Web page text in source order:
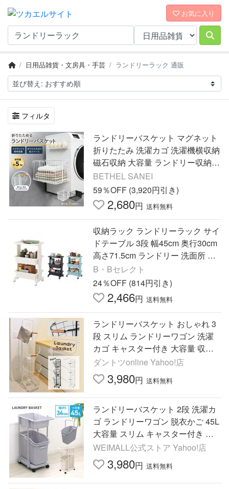
お気に入り
日用品雑貨・文房具・手芸 ランドリーラック 通販
フィルタ
ランドリーバスケット マグネット
折りたたみ 洗濯カゴ 洗濯機横収納
磁石収納 大容量 ランドリー収納
バスケット スリム 洗濯物入れ 壁
掛け収納 脱衣所収納
BETHEL SANEI
59％OFF (3,920円引き)
2,680円 送料無料
収納ラック ランドリーラック サイ
ドテーブル 3段 幅45cm 奥行30cm
高さ71.5cm ランドリー 洗面所 脱
衣所 リビング 収納 キャスター付
きリセ テーブル ワゴン
B・Bセレクト
24％OFF (814円引き)
2,466円 送料無料
ランドリーバスケット おしゃれ 3
段 スリム ランドリーワゴン 洗濯
カゴ キャスター付き 大容量 収納
ラック ワイヤー メッシュ 脱衣カ
ゴ 一人暮らし 引っかけ式
ダントツonline Yahoo!店
3,980円 送料無料
ランドリーバスケット 2段 洗濯カ
ゴ ランドリーワゴン 脱衣かご 45L
大容量 スリム キャスター付き ラ
ンドリーラック 収納 北欧 おしゃ
れ 洗濯かご
WEIMALL公式ストア Yahoo!店
3,980円 送料無料